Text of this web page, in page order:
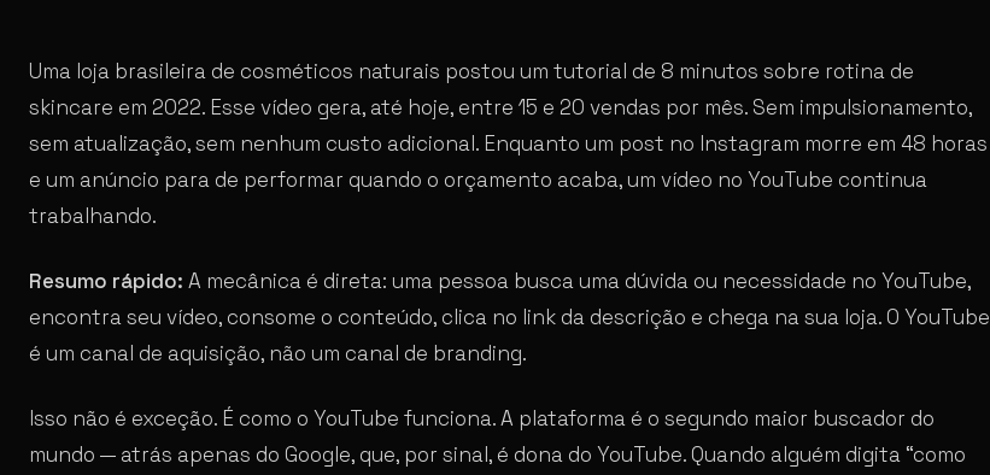
Uma loja brasileira de cosméticos naturais postou um tutorial de 8 minutos sobre rotina de
skincare em 2022. Esse vídeo gera, até hoje, entre 15 e 20 vendas por mês. Sem impulsionamento,
sem atualização, sem nenhum custo adicional. Enquanto um post no Instagram morre em 48 horas
e um anúncio para de performar quando o orçamento acaba, um vídeo no YouTube continua
trabalhando.
Resumo rápido: A mecânica é direta: uma pessoa busca uma dúvida ou necessidade no YouTube,
encontra seu vídeo, consome o conteúdo, clica no link da descrição e chega na sua loja. O YouTube
é um canal de aquisição, não um canal de branding.
Isso não é exceção. É como o YouTube funciona. A plataforma é o segundo maior buscador do
mundo — atrás apenas do Google, que, por sinal, é dona do YouTube. Quando alguém digita “como